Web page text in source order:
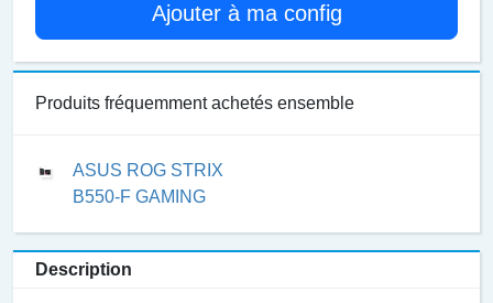
Ajouter à ma config
Produits fréquemment achetés ensemble
ASUS ROG STRIX
B550-F GAMING
Description